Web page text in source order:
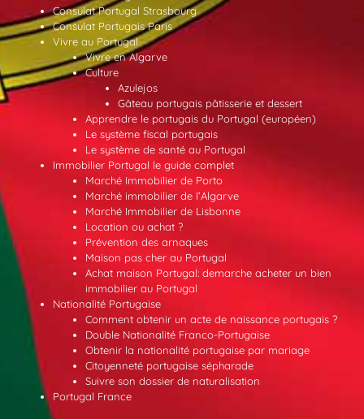
Consulat Portugal Strasbourg
Consulat Portugais Paris
Vivre au Portugal
Vivre en Algarve
Culture
Azulejos
Gâteau portugais pâtisserie et dessert
Apprendre le portugais du Portugal (européen)
Le système fiscal portugais
Le système de santé au Portugal
Immobilier Portugal le guide complet
Marché Immobilier de Porto
Marché immobilier de l’Algarve
Marché Immobilier de Lisbonne
Location ou achat ?
Prévention des arnaques
Maison pas cher au Portugal
Achat maison Portugal: demarche acheter un bien
immobilier au Portugal
Nationalité Portugaise
Comment obtenir un acte de naissance portugais ?
Double Nationalité Franco-Portugaise
Obtenir la nationalité portugaise par mariage
Citoyenneté portugaise sépharade
Suivre son dossier de naturalisation
Portugal France